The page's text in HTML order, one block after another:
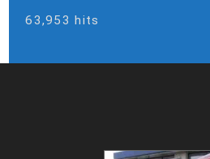
63,953 hits